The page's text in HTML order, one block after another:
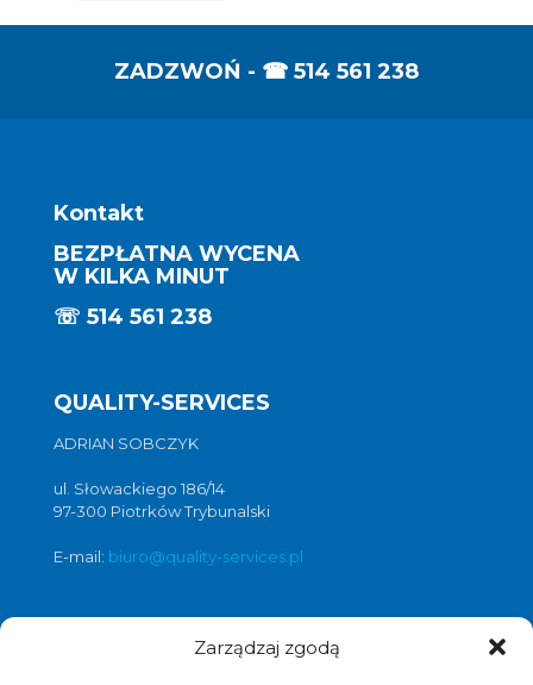
Zarządzaj zgodą
ZADZWOŃ - ☎ 514 561 238
Kontakt
BEZPŁATNA WYCENA
W KILKA MINUT
☏ 514 561 238
QUALITY-SERVICES
ADRIAN SOBCZYK
ul. Słowackiego 186/14
97-300 Piotrków Trybunalski
E-mail: biuro@quality-services.pl
Oferta usług czyszczenia posadzek i